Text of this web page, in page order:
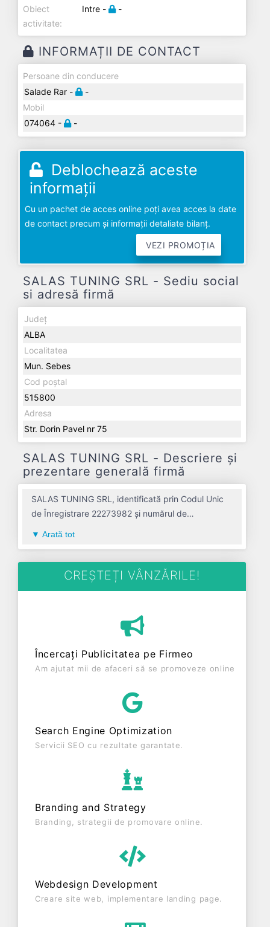
Obiect
activitate:
Intre - -
INFORMAȚII DE CONTACT
Persoane din conducere
Salade Rar -
-
Mobil
074064 -
-
Deblochează aceste
informații
Cu un pachet de acces online poți avea acces la date
de contact precum și informații detaliate bilanț.
VEZI PROMOȚIA
SALAS TUNING SRL - Sediu social
si adresă firmă
Județ
ALBA
Localitatea
Mun. Sebes
Cod poștal
515800
Adresa
Str. Dorin Pavel nr 75
SALAS TUNING SRL - Descriere și
prezentare generală firmă
SALAS TUNING SRL, identificată prin Codul Unic
de Înregistrare 22273982 și numărul de
sediul social poziționat în zona de Centru a țării, în
judetul ALBA, compania aduce o contribuție
SRL a fost fondată în anul 2007, având o vechime
de 19 ani. Conform ultimului bilanț, societatea a
de 0 RON, gestionând operațiunile cu un număr
mediu de 0 de salariați pe ultimul an fiscal. SALAS
vedere fiscal si are status: FUNCTIUNE. Societatea
nu este plătitoare de TVA.
Arată tot
CREȘTEȚI VÂNZĂRILE!
Încercați Publicitatea pe Firmeo
Am ajutat mii de afaceri să se promoveze online
Search Engine Optimization
Servicii SEO cu rezultate garantate.
Branding and Strategy
Branding, strategii de promovare online.
Webdesign Development
Creare site web, implementare landing page.